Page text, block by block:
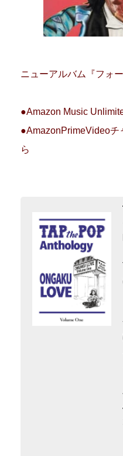
ニューアルバム『フォ
●Amazon Music
●AmazonPrimeVideoチ
ら